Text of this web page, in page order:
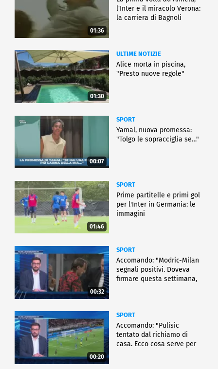
01:36
l'Inter e il miracolo Verona:
la carriera di Bagnoli
01:30
ULTIME NOTIZIE
Alice morta in piscina,
"Presto nuove regole"
00:07
SPORT
Yamal, nuova promessa:
"Tolgo le sopracciglia se…"
01:46
SPORT
Prime partitelle e primi gol
per l'Inter in Germania: le
immagini
00:32
SPORT
Accomando: "Modric-Milan
segnali positivi. Doveva
firmare questa settimana,
00:20
SPORT
Accomando: "Pulisic
tentato dal richiamo di
casa. Ecco cosa serve per